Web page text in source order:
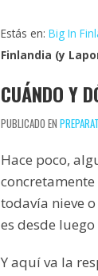
Estás en: Big In
Finlandia (y
CUÁNDO Y
PUBLICADO EN
Hace poco,
todavía nieve o
es desde
Y aquí va la